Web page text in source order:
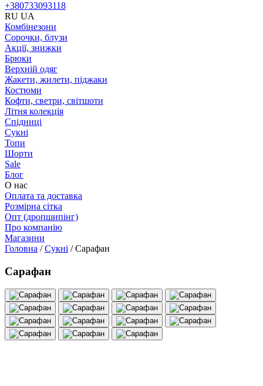
+380733093118
RU UA
Комбінезони
Сорочки, блузи
Акції, знижки
Брюки
Верхній одяг
Жакети, жилети, піджаки
Костюми
Кофти, светри, світшоти
Літня колекція
Спідниці
Сукні
Топи
Шорти
Sale
Блог
О нас
Оплата та доставка
Розмірна сітка
Опт (дропшипінг)
Про компанію
Магазини
Головна / Сукні / Сарафан
Сарафан